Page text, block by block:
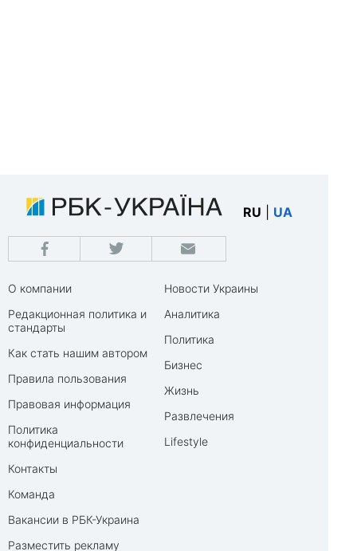
RU UA
О компании
Редакционная политика и
стандарты
Как стать нашим автором
Правила пользования
Правовая информация
Политика
конфиденциальности
Контакты
Команда
Вакансии в РБК-Украина
Разместить рекламу
Новости Украины
Аналитика
Политика
Бизнес
Жизнь
Развлечения
Lifestyle